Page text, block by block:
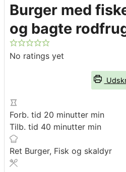
Burger med
og bagte
No ratings yet
Forb. tid 20 minutter min
Tilb. tid 40 minutter min
Ret Burger, Fisk og skaldyr